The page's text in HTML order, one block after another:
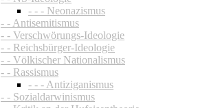
- - - Neonazismus
- - Antisemitismus
- - Verschwörungs-Ideologie
- - Reichsbürger-Ideologie
- - Völkischer Nationalismus
- - Rassismus
- - - Antiziganismus
- - Sozialdarwinismus